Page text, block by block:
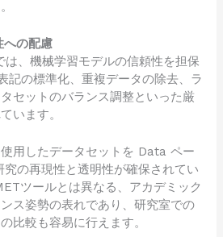
への配慮
、機械学習モデルの信頼性を担保
記の標準化、重複データの除去、ラ
セットのバランス調整といった厳
います。
用したデータセットを Data ペー
究の再現性と透明性が確保されてい
ツールとは異なる、アカデミック
ス姿勢の表れであり、研究室での
比較も容易に行えます。